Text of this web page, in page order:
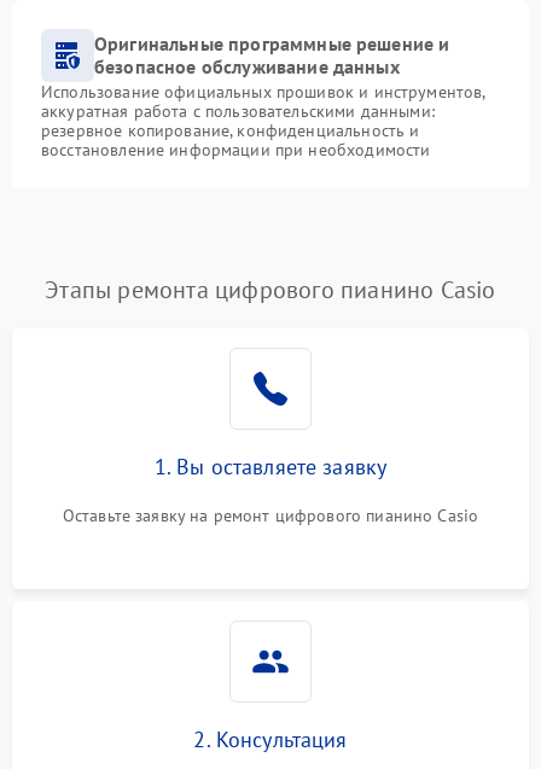
Оригинальные программные решение и
безопасное обслуживание данных
Использование официальных прошивок и инструментов,
аккуратная работа с пользовательскими данными:
резервное копирование, конфиденциальность и
восстановление информации при необходимости
Этапы ремонта цифрового пианино Casio
1. Вы оставляете заявку
Оставьте заявку на ремонт цифрового пианино Casio
2. Консультация